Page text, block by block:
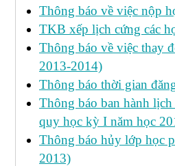
Thông báo về việc nộp
TKB xếp lịch cứng các
Thông báo về việc thay
2013-2014)
Thông báo thời gian
Thông báo ban hành
quy học kỳ I năm học
Thông báo hủy lớp học
2013)